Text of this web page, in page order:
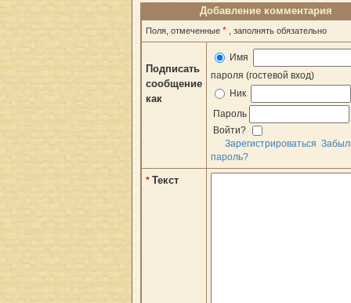
Добавление комментария
Поля, отмеченные * , заполнять обязательно
Подписать
сообщение
как
Имя
пароля (гостевой вход)
Ник
Пароль
Войти?
Зарегистрироваться
пароль?
* Текст